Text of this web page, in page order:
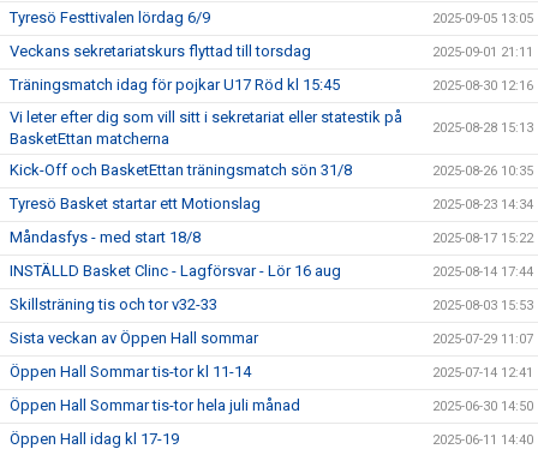
Tyresö Festtivalen lördag 6/9 2025-09-05 13:05
Veckans sekretariatskurs flyttad till torsdag 2025-09-01 21:11
Träningsmatch idag för pojkar U17 Röd kl 15:45 2025-08-30 12:16
Vi leter efter dig som vill sitt i sekretariat eller statestik på
BasketEttan matcherna
2025-08-28 15:13
Kick-Off och BasketEttan träningsmatch sön 31/8 2025-08-26 10:35
Tyresö Basket startar ett Motionslag 2025-08-23 14:34
Måndasfys - med start 18/8 2025-08-17 15:22
INSTÄLLD Basket Clinc - Lagförsvar - Lör 16 aug 2025-08-14 17:44
Skillsträning tis och tor v32-33 2025-08-03 15:53
Sista veckan av Öppen Hall sommar 2025-07-29 11:07
Öppen Hall Sommar tis-tor kl 11-14 2025-07-14 12:41
Öppen Hall Sommar tis-tor hela juli månad 2025-06-30 14:50
Öppen Hall idag kl 17-19 2025-06-11 14:40